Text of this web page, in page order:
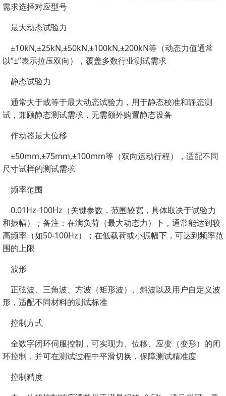
需求选择对应型号
最大动态试验力
±10kN,±25kN,±50kN,±100kN,±200kN等（动态力值通常
以“±”表示拉压双向），覆盖多数行业测试需求
静态试验力
通常大于或等于最大动态试验力，用于静态校准和静态测
试，兼顾静态测试需求，无需额外购置静态设备
作动器最大位移
±50mm,±75mm,±100mm等（双向运动行程），适配不同
尺寸试样的测试需求
频率范围
0.01Hz-100Hz（关键参数，范围较宽，具体取决于试验力
和振幅）；备注：在满负荷（最大动态力）下，通常能达到较
高频率（如50-100Hz）；在低载荷或小振幅下，可达到频率范
围的上限
波形
正弦波、三角波、方波（矩形波）、斜波以及用户自定义波
形，适配不同材料的测试标准
控制方式
全数字闭环伺服控制，可实现力、位移、应变（变形）的闭
环控制，并可在测试过程中平滑切换，保障测试精准度
控制精度